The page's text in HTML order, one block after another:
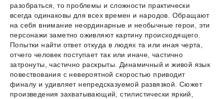
разобраться, то проблемы и сложности практически
всегда одинаковы для всех времен и народов. Обращают
на себя внимание неординарные и необычные герои, эти
персонажи заметно оживляют картину происходящего.
Попытки найти ответ откуда в людях та или иная черта,
отчего человек поступает так или иначе, частично
затронуты, частично раскрыты. Динамичный и живой язык
повествования с невероятной скоростью приводит
финалу и удивляет непредсказуемой развязкой. Сюжет
произведения захватывающий, стилистически яркий,